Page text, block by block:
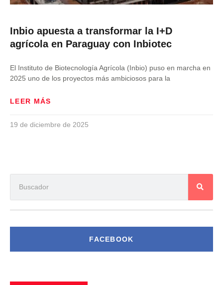
Inbio apuesta a transformar la I+D
agrícola en Paraguay con Inbiotec
El Instituto de Biotecnología Agrícola (Inbio) puso en marcha en
2025 uno de los proyectos más ambiciosos para la
LEER MÁS
19 de diciembre de 2025
FACEBOOK